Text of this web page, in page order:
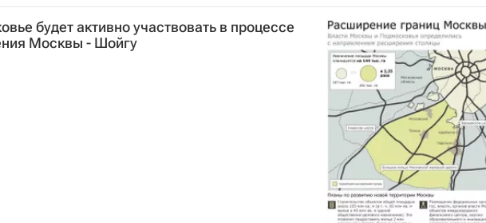
будет активно участвовать в процессе
Москвы - Шойгу